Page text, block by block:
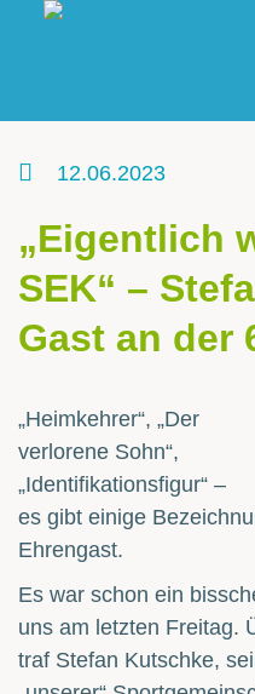
12.06.2023
„Eigentlich
SEK“ –
Gast an der
„Heimkehrer“, „Der
verlorene Sohn“,
„Identifikationsfigur“ –
es gibt einige
Ehrengast.
Es war schon ein
uns am letzten Freitag.
traf Stefan Kutschke,